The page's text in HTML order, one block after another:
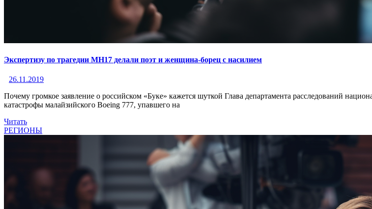
Экспертизу по трагедии МН17 делали поэт и женщина-борец с насилием
26.11.2019
Почему громкое заявление о российском «Буке» кажется шуткой Глава департамента расследований
катастрофы малайзийского Boeing 777, упавшего на
Читать
РЕГИОНЫ